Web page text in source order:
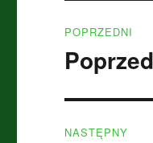
wpisu
POPRZEDNI
Poprzedni
NASTĘPNY